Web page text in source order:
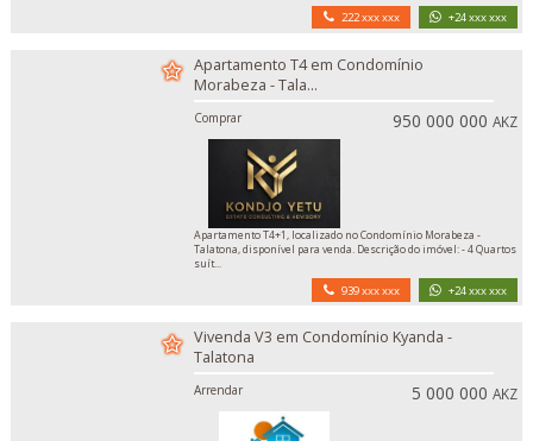
222 xxx xxx +24 xxx xxx
Apartamento T4 em Condomínio
Morabeza - Tala...
Comprar 950 000 000AKZ
Apartamento T4+1, localizado no Condomínio Morabeza -
Talatona, disponível para venda. Descrição do imóvel: - 4 Quartos
suít...
939 xxx xxx +24 xxx xxx
Vivenda V3 em Condomínio Kyanda -
Talatona
Arrendar 5 000 000AKZ